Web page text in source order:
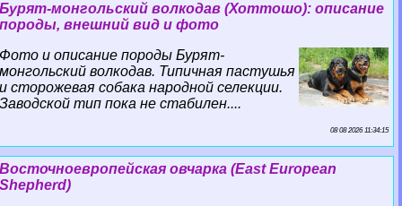
Бурят-монгольский волкодав (Хоттошо): описание
породы, внешний вид и фото
Фото и описание породы Бурят-
монгольский волкодав. Типичная пастушья
и сторожевая собака народной селекции.
Заводской тип пока не стабилен....
08 08 2026 11:34:15
Восточноевропейская овчарка (East European
Shepherd)